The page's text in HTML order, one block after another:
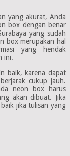
yang akurat, Anda
box dengan benar
yang sudah
box merupakan hal
yang hendak
ini.
baik, karena dapat
cukup jauh.
neon box harus
akan dibuat. Jika
jika tulisan yang